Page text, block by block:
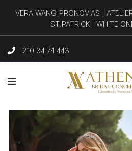
210 34 74 443
VERA WANG PRONOVIAS
ST.PATRICK
WHITE